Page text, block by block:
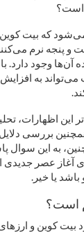
است؟
که بیت کوین
و پنجه نرم
وجود دارد.
به افزایش
این اظهارات،
بررسی دلایل
به این سوال
آغاز عصر جدیدی
یا خیر.
است؟
بیت کوین و ارزهای